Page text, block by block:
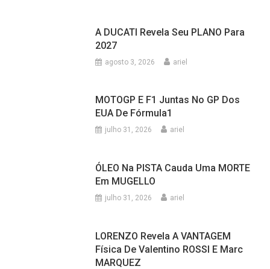
A DUCATI Revela Seu PLANO Para
2027
agosto 3, 2026 ariel
MOTOGP E F1 Juntas No GP Dos
EUA De Fórmula1
julho 31, 2026 ariel
ÓLEO Na PISTA Cauda Uma MORTE
Em MUGELLO
julho 31, 2026 ariel
LORENZO Revela A VANTAGEM
Física De Valentino ROSSI E Marc
MARQUEZ